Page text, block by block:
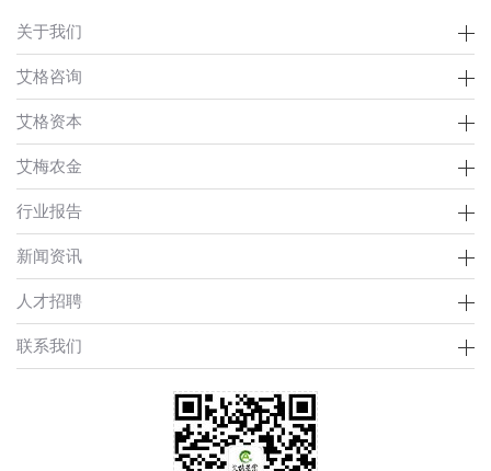
关于我们
艾格咨询
艾格资本
艾梅农金
行业报告
新闻资讯
人才招聘
联系我们